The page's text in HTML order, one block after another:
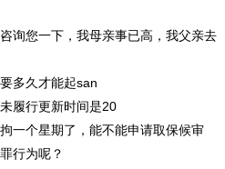
询您一下，我母亲事已高，我父亲去
多久才能起san
履行更新时间是20
一个星期了，能不能申请取保候审
行为呢？